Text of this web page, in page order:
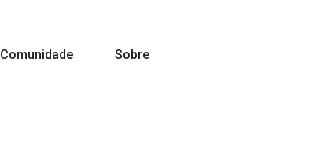
Comunidade Sobre